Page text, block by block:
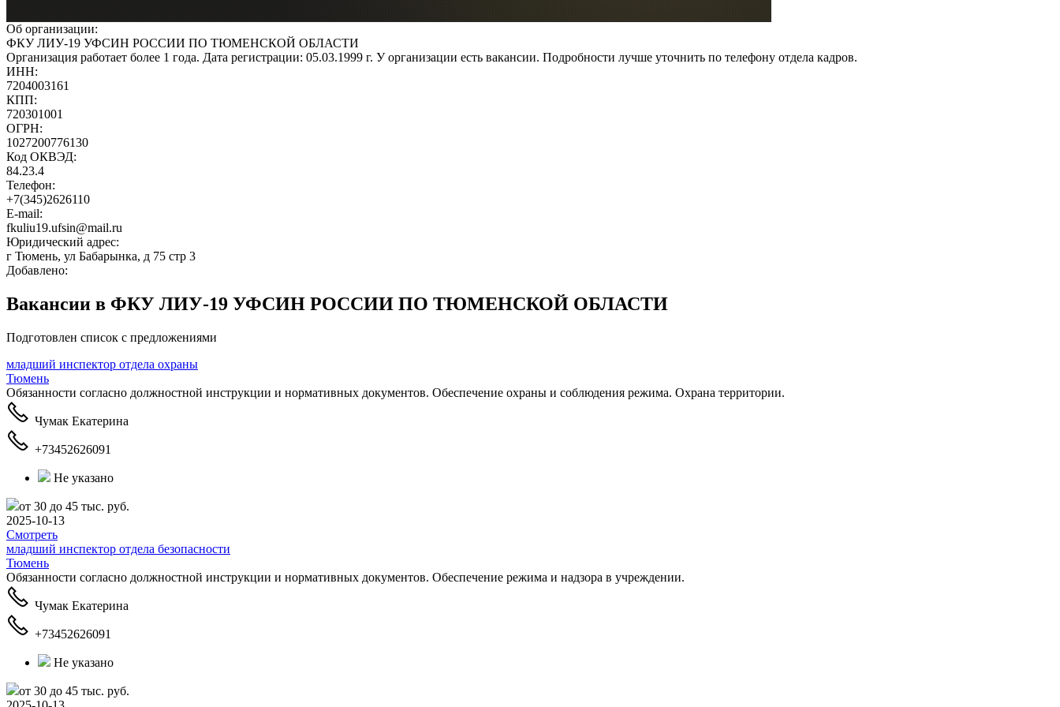
Об организации:
ФКУ ЛИУ-19 УФСИН РОССИИ ПО ТЮМЕНСКОЙ ОБЛАСТИ
Организация работает более 1 года. Дата регистрации: 05.03.1999 г. У организации есть вакансии. Подробности лучше уточнить по телефону отдела кадров.
ИНН:
7204003161
КПП:
720301001
ОГРН:
1027200776130
Код ОКВЭД:
84.23.4
Телефон:
+7(345)2626110
E-mail:
fkuliu19.ufsin@mail.ru
Юридический адрес:
г Тюмень, ул Бабарынка, д 75 стр 3
Добавлено:
Вакансии в ФКУ ЛИУ-19 УФСИН РОССИИ ПО ТЮМЕНСКОЙ ОБЛАСТИ
Подготовлен список с предложениями
младший инспектор отдела охраны
Тюмень
Обязанности согласно должностной инструкции и нормативных документов. Обеспечение охраны и соблюдения режима. Охрана территории.
Чумак Екатерина
+73452626091
Не указано
от 30 до 45 тыс. руб.
2025-10-13
Смотреть
младший инспектор отдела безопасности
Тюмень
Обязанности согласно должностной инструкции и нормативных документов. Обеспечение режима и надзора в учреждении.
Чумак Екатерина
+73452626091
Не указано
от 30 до 45 тыс. руб.